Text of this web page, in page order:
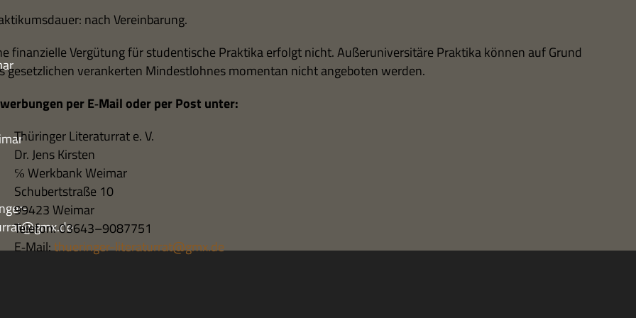
nach Vereinbarung.
finan­zi­elle Ver­gü­tung für stu­den­ti­sche Prak­tika erfolgt nicht. Außer­uni­ver­si­täre Prak­tika kön­nen auf Grund
gesetz­li­chen ver­an­ker­ten Min­dest­loh­nes momen­tan nicht ange­bo­ten werden.
per E‑Mail oder per Post unter:
Thü­rin­ger Lite­ra­tur­rat e. V.
Dr. Jens Kirsten
℅ Werk­bank Weimar
Schu­bert­straße 10
99423 Weimar
Tele­fon: 03643–9087751
E‑Mail:thueringer-literaturrat@gmx.de